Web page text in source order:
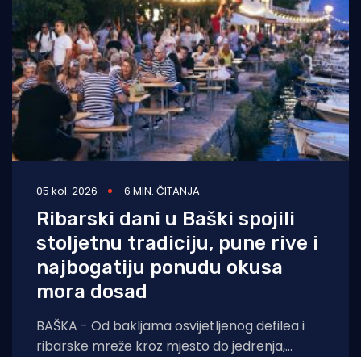
05 kol. 2026 6 MIN. ČITANJA
Ribarski dani u Baški spojili
stoljetnu tradiciju, pune rive i
najbogatiju ponudu okusa
mora dosad
BAŠKA - Od bakljama osvijetljenog defilea i
ribarske mreže kroz mjesto do jedrenja,